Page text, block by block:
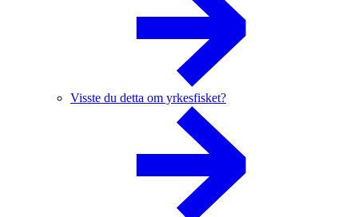
Visste du detta om yrkesfisket?